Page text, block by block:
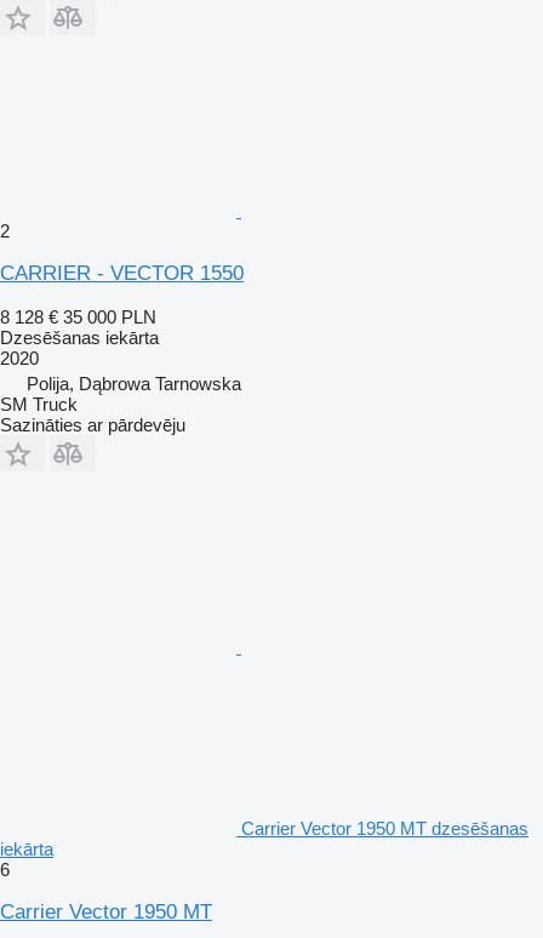
2
CARRIER - VECTOR 1550
8 128 € 35 000 PLN
Dzesēšanas iekārta
2020
Polija, Dąbrowa Tarnowska
SM Truck
Sazināties ar pārdevēju
Carrier Vector 1950 MT dzesēšanas
iekārta
6
Carrier Vector 1950 MT